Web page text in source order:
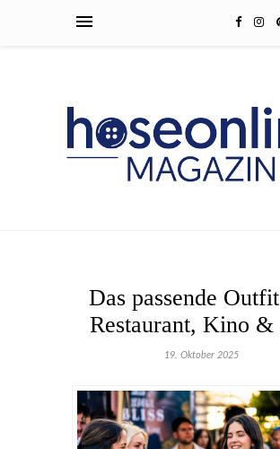
Das passende
Restaurant, Kino &
19. Oktober 2025